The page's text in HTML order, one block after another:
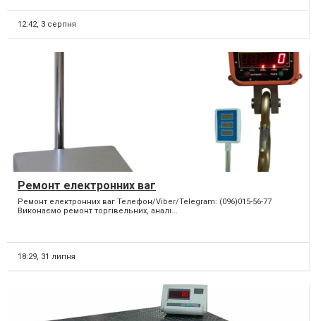
12:42, 3 серпня
Ремонт електронних ваг
Ремонт електронних ваг Телефон/Viber/Telegram: (096)015-56-77
Виконаємо ремонт торгівельних, аналі...
18:29, 31 липня